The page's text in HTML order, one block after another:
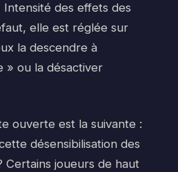
Intensité des effets des
elle est réglée sur
la descendre à
» ou la désactiver
ouverte est la suivante :
désensibilisation des
Certains joueurs de haut